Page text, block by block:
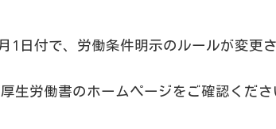
1日付で、労働条件明示のルールが変更さ
生労働書のホームページをご確認くださ